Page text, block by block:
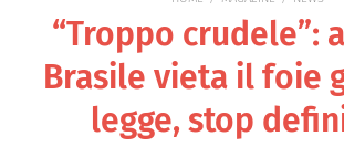
“Troppo crudele”:
Brasile vieta il foie
legge, stop